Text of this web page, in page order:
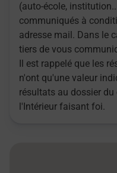
(auto-école,
communiqués à
adresse mail. Dans le
tiers de vous
Il est rappelé que les
n'ont qu'une valeur
résultats au dossier
l'Intérieur faisant foi.